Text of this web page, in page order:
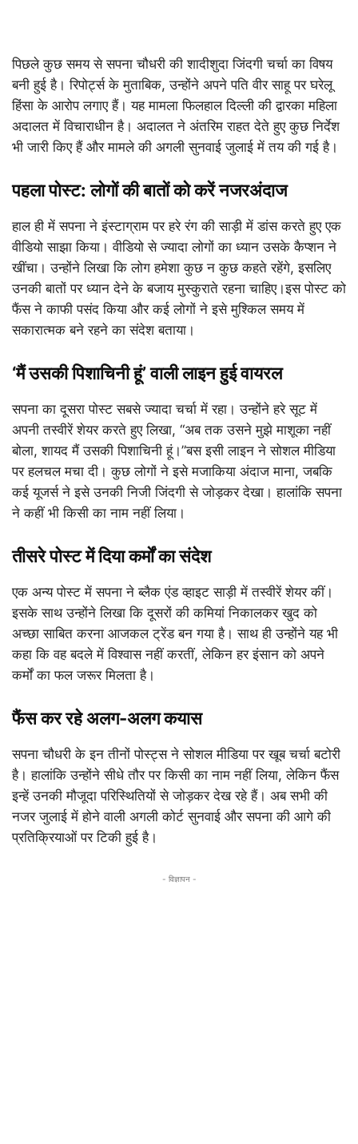
पिछले कुछ समय से सपना चौधरी की शादीशुदा जिंदगी चर्चा का विषय
बनी हुई है। रिपोर्ट्स के मुताबिक, उन्होंने अपने पति वीर साहू पर घरेलू
हिंसा के आरोप लगाए हैं। यह मामला फिलहाल दिल्ली की द्वारका महिला
अदालत में विचाराधीन है। अदालत ने अंतरिम राहत देते हुए कुछ निर्देश
भी जारी किए हैं और मामले की अगली सुनवाई जुलाई में तय की गई है।
पहला पोस्ट: लोगों की बातों को करें नजरअंदाज
हाल ही में सपना ने इंस्टाग्राम पर हरे रंग की साड़ी में डांस करते हुए एक
वीडियो साझा किया। वीडियो से ज्यादा लोगों का ध्यान उसके कैप्शन ने
खींचा। उन्होंने लिखा कि लोग हमेशा कुछ न कुछ कहते रहेंगे, इसलिए
उनकी बातों पर ध्यान देने के बजाय मुस्कुराते रहना चाहिए।इस पोस्ट को
फैंस ने काफी पसंद किया और कई लोगों ने इसे मुश्किल समय में
सकारात्मक बने रहने का संदेश बताया।
‘मैं उसकी पिशाचिनी हूं’ वाली लाइन हुई वायरल
सपना का दूसरा पोस्ट सबसे ज्यादा चर्चा में रहा। उन्होंने हरे सूट में
अपनी तस्वीरें शेयर करते हुए लिखा, “अब तक उसने मुझे माशूका नहीं
बोला, शायद मैं उसकी पिशाचिनी हूं।”बस इसी लाइन ने सोशल मीडिया
पर हलचल मचा दी। कुछ लोगों ने इसे मजाकिया अंदाज माना, जबकि
कई यूजर्स ने इसे उनकी निजी जिंदगी से जोड़कर देखा। हालांकि सपना
ने कहीं भी किसी का नाम नहीं लिया।
तीसरे पोस्ट में दिया कर्मों का संदेश
एक अन्य पोस्ट में सपना ने ब्लैक एंड व्हाइट साड़ी में तस्वीरें शेयर कीं।
इसके साथ उन्होंने लिखा कि दूसरों की कमियां निकालकर खुद को
अच्छा साबित करना आजकल ट्रेंड बन गया है। साथ ही उन्होंने यह भी
कहा कि वह बदले में विश्वास नहीं करतीं, लेकिन हर इंसान को अपने
कर्मों का फल जरूर मिलता है।
फैंस कर रहे अलग-अलग कयास
सपना चौधरी के इन तीनों पोस्ट्स ने सोशल मीडिया पर खूब चर्चा बटोरी
है। हालांकि उन्होंने सीधे तौर पर किसी का नाम नहीं लिया, लेकिन फैंस
इन्हें उनकी मौजूदा परिस्थितियों से जोड़कर देख रहे हैं। अब सभी की
नजर जुलाई में होने वाली अगली कोर्ट सुनवाई और सपना की आगे की
प्रतिक्रियाओं पर टिकी हुई है।
- विज्ञापन -